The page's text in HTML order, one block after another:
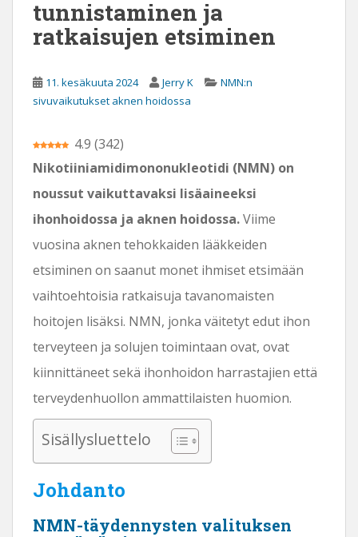
tunnistaminen ja
ratkaisujen etsiminen
11. kesäkuuta 2024 Jerry K
NMN:n
sivuvaikutukset aknen hoidossa
4.9 (342)
Nikotiiniamidimononukleotidi (NMN) on
noussut vaikuttavaksi lisäaineeksi
ihonhoidossa ja aknen hoidossa.Viime
vuosina aknen tehokkaiden lääkkeiden
etsiminen on saanut monet ihmiset etsimään
vaihtoehtoisia ratkaisuja tavanomaisten
hoitojen lisäksi. NMN, jonka väitetyt edut ihon
terveyteen ja solujen toimintaan ovat, ovat
kiinnittäneet sekä ihonhoidon harrastajien että
terveydenhuollon ammattilaisten huomion.
Sisällysluettelo
Johdanto
NMN-täydennysten valituksen